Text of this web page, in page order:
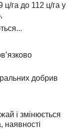
ц/га до 112 ц/га у
добрив
і змінюється
наявності